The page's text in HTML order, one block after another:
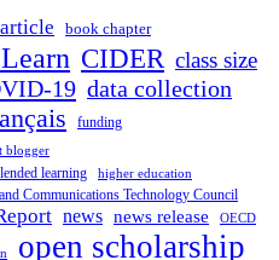
article book chapter
CIDER class size
19 data collection
funding
blogger
learning higher education
Communications Technology Council
news news release OECD
open scholarship